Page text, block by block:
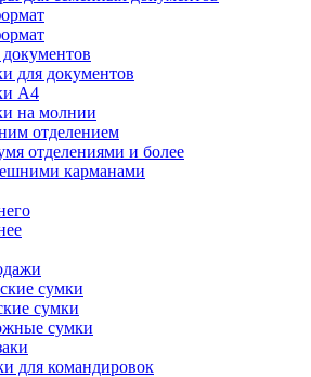
для документов
А4
на молнии
отделением
отделениями и более
карманами
сумки
сумки
сумки
для командировок